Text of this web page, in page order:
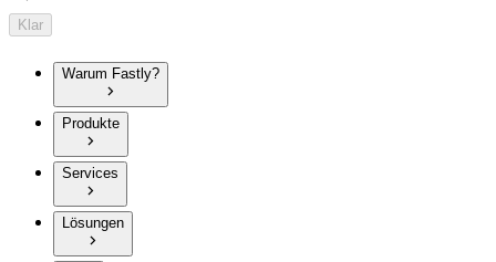
Klar
Warum Fastly?
Produkte
Services
Lösungen